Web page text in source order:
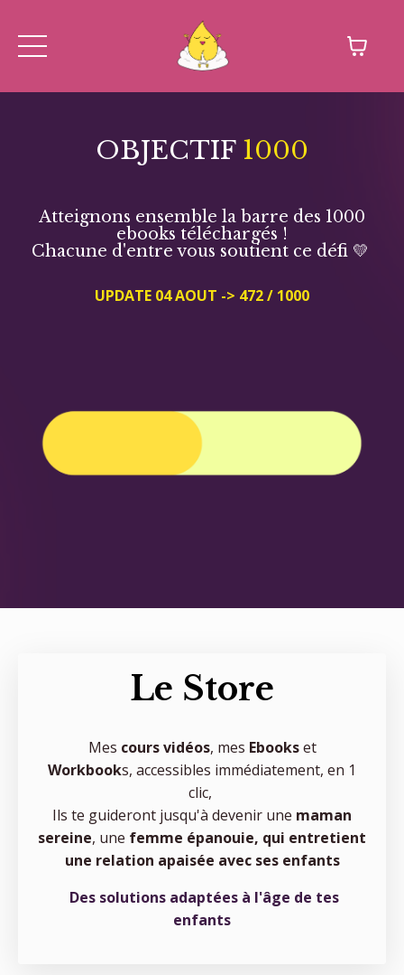
OBJECTIF 1000
Atteignons ensemble la barre des 1000
ebooks téléchargés !
Chacune d'entre vous soutient ce défi 💛
UPDATE 04 AOUT -> 472 / 1000
Le Store
Mes cours vidéos, mes Ebookset
Workbooks, accessibles immédiatement, en 1
clic,
Ils te guideront jusqu'à devenir une maman
sereine, une femme épanouie, qui entretient
une relation apaisée avec ses enfants
Des solutions adaptées à l'âge de tes
enfants